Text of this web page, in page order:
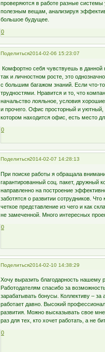
проверяются в работе разные системы
полезным вещам, анализируя
большое будущее.
0
Поделиться2014-02-06 15:23:07
Комфортно себя чувствуешь в
так и личностном росте, это
с большим багажом знаний. Если что-
трудностями. Нравится и то, что
начальство лояльное, условия
и прочего. Офис просторный и уютный,
котором находится офис, есть место
0
Поделиться2014-02-07 14:28:13
При поиске работы я обращала
гарантированный соц. пакет, дружный
направленно на построение
заботятся о развитии сотрудников.
четкое представление из чего и как
не замеченной. Много интересных
0
Поделиться2014-02-10 14:38:29
Хочу выразить благодарность нашему
Работодателям спасибо за
зарабатывать бонусы. Коллективу – за
работает давно. Высокий
развития. Можно высказывать свое
раз для тех, кто хочет работать, а не
0